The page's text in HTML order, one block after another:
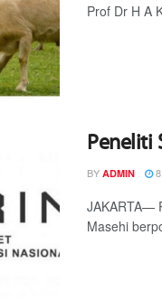
Prof Dr H A
Peneliti
BY ADMIN 8
JAKARTA—
Masehi